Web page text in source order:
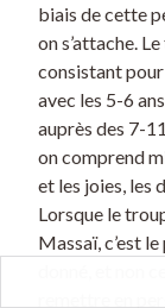
biais de cette
on s’attache.
consistant
avec les 5-6
auprès des 7-
on comprend
et les joies, les
Lorsque le
Massaï, c’est
donné, et non
remettre en